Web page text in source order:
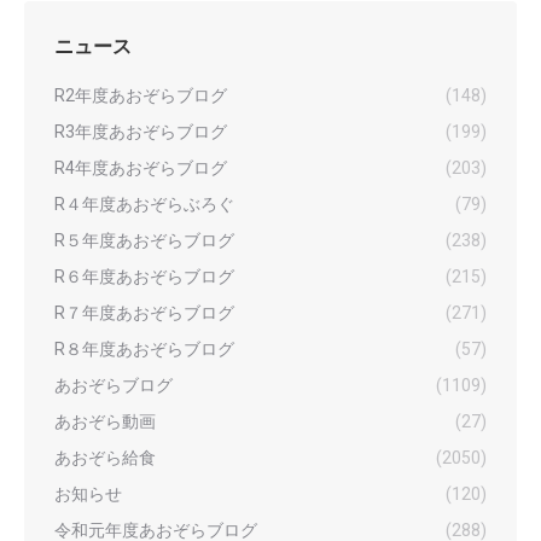
ニュース
R2年度あおぞらブログ
(148)
R3年度あおぞらブログ
(199)
R4年度あおぞらブログ
(203)
R４年度あおぞらぶろぐ
(79)
R５年度あおぞらブログ
(238)
R６年度あおぞらブログ
(215)
R７年度あおぞらブログ
(271)
R８年度あおぞらブログ
(57)
あおぞらブログ
(1109)
あおぞら動画
(27)
あおぞら給食
(2050)
お知らせ
(120)
令和元年度あおぞらブログ
(288)